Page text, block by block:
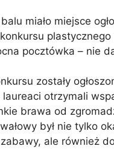
miało miejsce
plastycznego
pocztówka – nie
zostały
laureaci otrzymali
brawa od
był nie tylko
ale również